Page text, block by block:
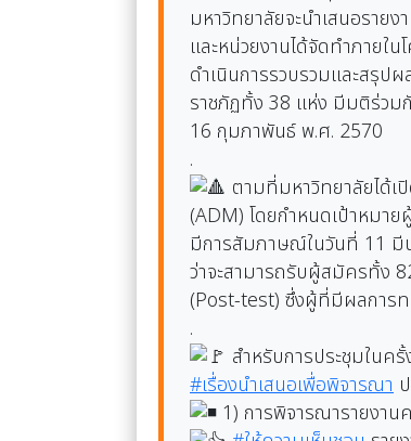
มหาวิทยาลัยจะนำเสนอราย
และหน่วยงานได้จัดทำภายใ
ดำเนินการรวบรวมและสรุป
ราชภัฏทั้ง 38 แห่ง มีมติร่วม
16 กุมภาพันธ์ พ.ศ. 2570
.
ตามที่มหาวิทยาลัยได้
(ADM) โดยกำหนดเป้าหมา
มีการสัมภาษณ์ในวันที่ 11 มี
ว่าจะสามารถรับผู้สมัครทั้ง
(Post-test) ซึ่งผู้ที่มีผลการท
.
สำหรับการประชุมในค
#เรื่องนำเสนอเพื่อพิจารณา
1) การพิจารณารายงาน